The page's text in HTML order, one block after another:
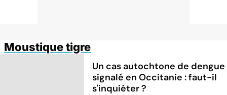
Moustique tigre
Un cas autochtone de dengue
signalé en Occitanie : faut-il
s'inquiéter ?